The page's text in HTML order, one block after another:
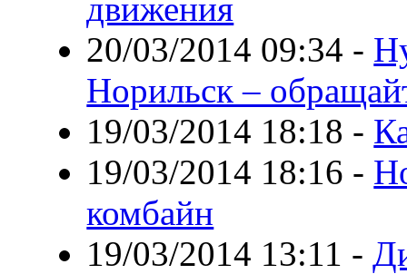
движения
20/03/2014 09:34 -
Норильск –
19/03/2014 18:18 -
19/03/2014 18:16 -
комбайн
19/03/2014 13:11 -